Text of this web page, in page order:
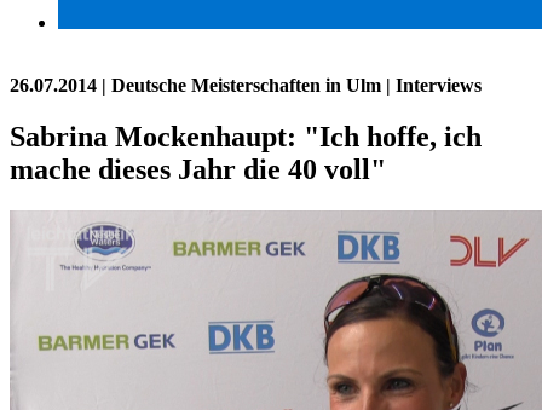
26.07.2014 | Deutsche Meisterschaften in Ulm | Interviews
Sabrina Mockenhaupt: "Ich hoffe, ich
mache dieses Jahr die 40 voll"